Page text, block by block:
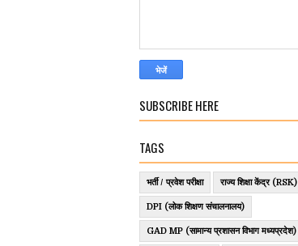
SUBSCRIBE HERE
TAGS
भर्ती / प्रवेश परीक्षा राज्य शिक्षा केंद्र (RSK)
DPI (लोक शिक्षण संचालनालय)
GAD MP (सामान्य प्रशासन विभाग मध्यप्रदेश)